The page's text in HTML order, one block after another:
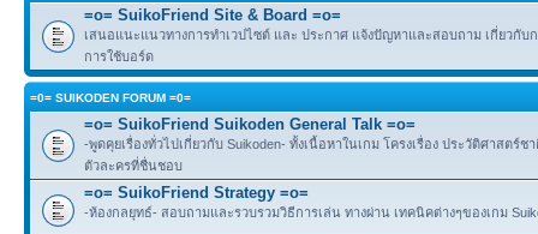
=o= SuikoFriend Site & Board =o=
เสนอแนะแนวทางการทำเวปไซต์ และ ประกาศ แจ้งปัญหาและสอบถาม เกี่ยวกับ
การใช้บอร์ด
=0= SUIKODEN FORUM =0=
=o= SuikoFriend Suikoden General Talk =o=
-พูดคุยเรื่องทั่วไปเกี่ยวกับ Suikoden- ทั้งเนื้อหาในเกม โครงเรื่อง ประวัติศาสตร์ช
ตัวละครที่ชื่นชอบ
=o= SuikoFriend Strategy =o=
-ห้องกลยุทธ์- สอบถามและรวบรวมวิธีการเล่น ทางผ่าน เทคนิคต่างๆของเกม